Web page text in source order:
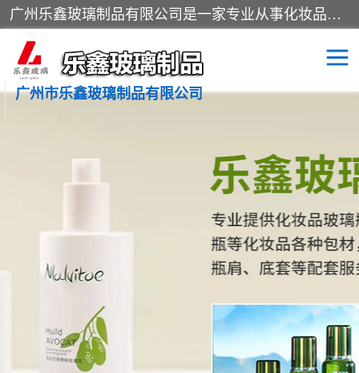
广州乐鑫玻璃制品有限公司是一家专业从事化妆品瓶子、化妆品玻璃瓶子、膏霜瓶、化妆品玻璃瓶等产品的集开发研制、生产、销售于一体的实业型玻璃制品生产企业。产品从设计、开模、试样、生产、蒙砂、抛光、喷涂、高低温单色及多色印刷，烫金（银）到交货实现一条龙服务。
广州市乐鑫玻璃制品有限公司
化妆品包装瓶 香水包装瓶
化妆品玻璃瓶
玻璃瓶
拉管瓶